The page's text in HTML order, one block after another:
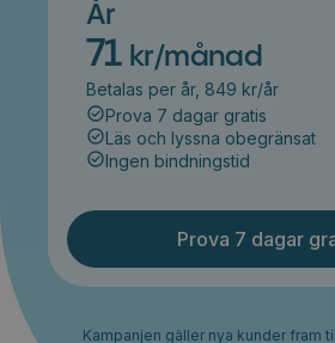
År
71 kr/månad
Betalas per år, 849 kr/år
Prova 7 dagar gratis
Läs och lyssna obegränsat
Ingen bindningstid
Prova 7 dagar
Kampanjen gäller nya kunder fram